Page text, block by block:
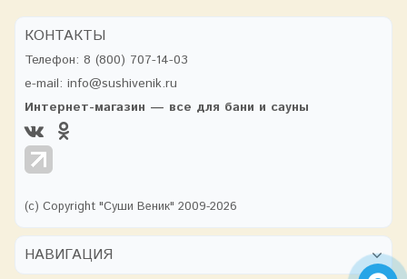
КОНТАКТЫ
Телефон: 8 (800) 707-14-03
e-mail: info@sushivenik.ru
Интернет-магазин — все для бани и сауны
(с) Copyright "Суши Веник" 2009-2026
НАВИГАЦИЯ